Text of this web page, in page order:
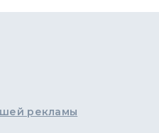
рекламы